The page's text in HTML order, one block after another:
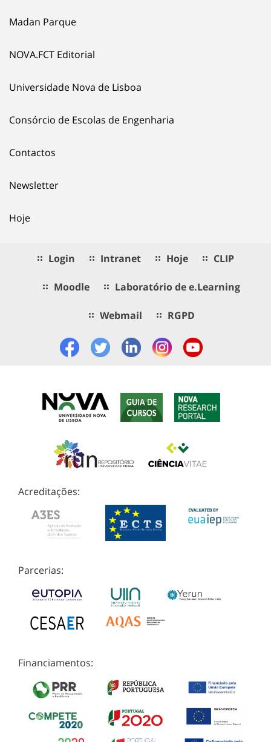
Madan Parque
NOVA.FCT Editorial
Universidade Nova de Lisboa
Consórcio de Escolas de Engenharia
Contactos
Newsletter
Hoje
Login Intranet Hoje CLIP
Moodle Laboratório de e.Learning
Webmail RGPD
Acreditações:
Parcerias:
Financiamentos: